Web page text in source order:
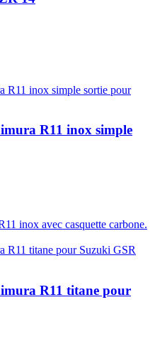
R11 inox simple
inox avec casquette carbone.
R11 titane pour